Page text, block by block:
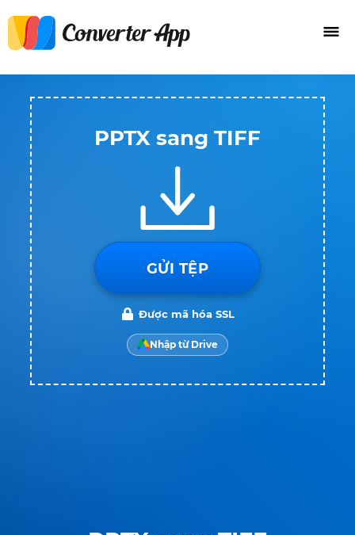
PPTX sang TIFF
GỬI TỆP
Được mã hóa SSL
Nhập từ Drive